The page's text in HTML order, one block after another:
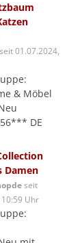
seit 01.07.2024,
& Möbel
DE
Damen
seit
Uhr